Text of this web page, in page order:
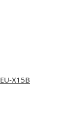
X15B